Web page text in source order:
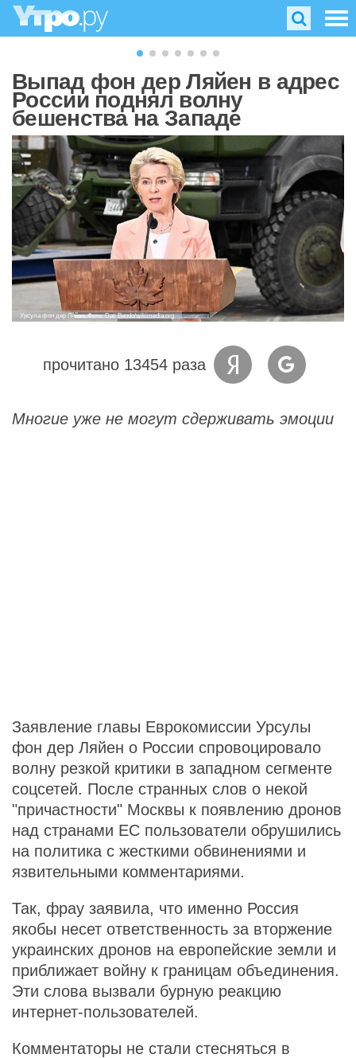
Выпад фон дер Ляйен в адрес
России поднял волну
бешенства на Западе
Урсула фон дер Ляйен. Фото: Dati Bendo/wikimedia.org
прочитано 13454 раза
Многие уже не могут сдерживать эмоции
Заявление главы Еврокомиссии Урсулы
фон дер Ляйен о России спровоцировало
волну резкой критики в западном сегменте
соцсетей. После странных слов о некой
"причастности" Москвы к появлению дронов
над странами ЕС пользователи обрушились
на политика с жесткими обвинениями и
язвительными комментариями.
Так, фрау заявила, что именно Россия
якобы несет ответственность за вторжение
украинских дронов на европейские земли и
приближает войну к границам объединения.
Эти слова вызвали бурную реакцию
интернет-пользователей.
Комментаторы не стали стесняться в